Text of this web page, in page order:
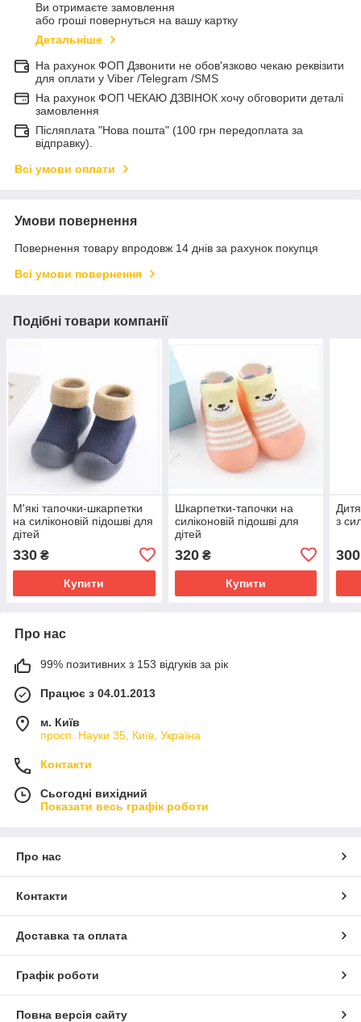
Ви отримаєте замовлення
або гроші повернуться на вашу картку
Детальніше
На рахунок ФОП Дзвонити не обов'язково чекаю реквізити
для оплати у Viber /Telegram /SMS
На рахунок ФОП ЧЕКАЮ ДЗВІНОК хочу обговорити деталі
замовлення
Післяплата "Нова пошта" (100 грн передоплата за
відправку).
Всі умови оплати
Умови повернення
Повернення товару впродовж 14 днів за рахунок покупця
Всі умови повернення
Подібні товари компанії
М'які тапочки-шкарпетки
на силіконовій підошві для
дітей
330 ₴
Купити
Шкарпетки-тапочки на
силіконовій підошві для
дітей
320₴
Купити
з
300
Про нас
99% позитивних з 153 відгуків за рік
Працює з 04.01.2013
м. Київ
просп. Науки 35, Київ, Україна
Контакти
Сьогодні вихідний
Показати весь графік роботи
Про нас
Контакти
Доставка та оплата
Графік роботи
Повна версія сайту